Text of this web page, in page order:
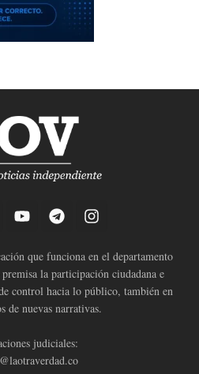
que funciona en el departamento
la participación ciudadana e
control hacia lo público, también en
de nuevas narrativas.
judiciales: